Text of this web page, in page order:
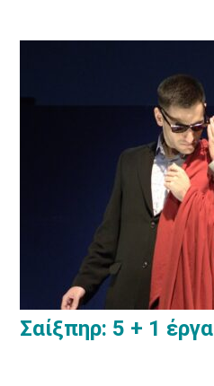
Σαίξπηρ: 5 + 1 έργα